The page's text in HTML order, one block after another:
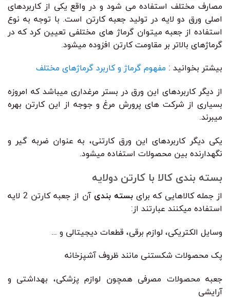
مصارف مختلف استفاده می شود و در واقع یکی از کاربردهای
اصلی ورق دو لایه در تولید جعبه کارتن است. با توجه به نوع
استفاده از جعبه میتوان گرماژ های مختلفی تعیین کرد که در
گرماژهای بالاتر بر مقاومت کارتن افزوده میشود.
بیشتر بخوانید : مفهوم گرماژ و کاربرد گرماژهای مختلف
از دیگر کاربردهای این ورق در بستر مرغداری میباشد که امروزه
بسیاری از شرکت های پرورش مرغ و جوجه از این کارتن بهره
میبرند.
یکی دیگر کاربردهای این ورق کارتنی، به عنوان ضربه گیر و
نگهدارنده بین محصولات استفاده میشود.
بسته بندی کالا با کارتن دولایه
از جمله کالاهایی که برای بسته بندی آن از جعبه کارتن 2 لایه
استفاده میکنند عبارتند از:
وسایل الکتریکی، لوازم برقی، قطعات دیجیتالی و …
پک محصولات شکستنی مانند ظروف آشپزخانه
جعبه محصولات مصرفی همچون لوازم پزشکی، بهداشتی و
آرایشی